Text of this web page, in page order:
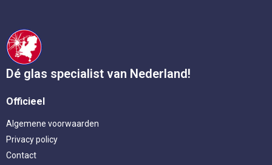
Dé glas specialist van Nederland!
Officieel
Algemene voorwaarden
Privacy policy
Contact